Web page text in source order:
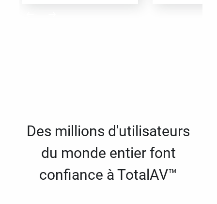
Des millions d'utilisateurs
du monde entier font
confiance à TotalAV™